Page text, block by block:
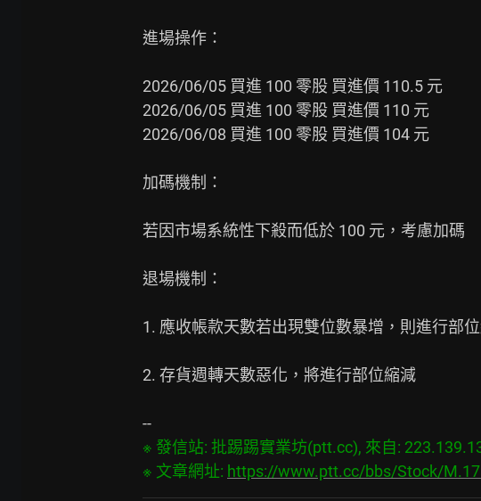
進場操作：
2026/06/05 買進 100 零股 買進價 110.5 元
2026/06/05 買進 100 零股 買進價 110 元
2026/06/08 買進 100 零股 買進價 104 元
加碼機制：
若因市場系統性下殺而低於 100 元，考慮加碼
退場機制：
1. 應收帳款天數若出現雙位數暴增，則進行部
2. 存貨週轉天數惡化，將進行部位縮減
※ 發信站: 批踢踢實業坊(ptt.cc), 來自:
※ 文章網址: https://www.ptt.cc/bbs/Stock/